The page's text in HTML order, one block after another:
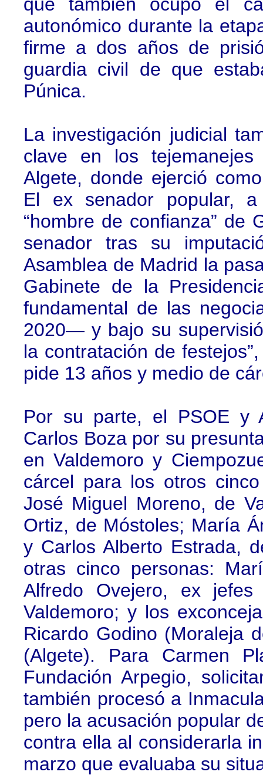
autonómico durante la
firme a dos años de
guardia civil de que
Púnica.
La investigación judicial
clave en los
Algete, donde ejerció
El ex senador popular,
“hombre de confianza” de
senador tras su
Asamblea de Madrid la
Gabinete de la
fundamental de las
2020— y bajo su
la contratación de
pide 13 años y medio de
Por su parte, el PSOE y
Carlos Boza por su
en Valdemoro y
cárcel para los otros
José Miguel Moreno, de
Ortiz, de Móstoles; María
y Carlos Alberto Estrada,
otras cinco personas:
Alfredo Ovejero, ex
Valdemoro; y los
Ricardo Godino (Moraleja
(Algete). Para Carmen
Fundación Arpegio,
también procesó a
pero la acusación popular
contra ella al considerarla
marzo que evaluaba su